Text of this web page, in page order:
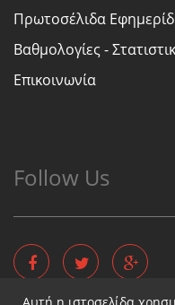
Πρωτοσέλιδα
Βαθμολογίες -
Επικοινωνία
Follow Us